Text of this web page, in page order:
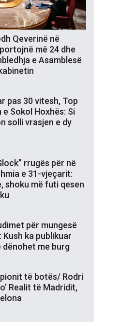
Qeverinë në
më 24 dhe
e Asamblesë
pas 30 vitesh, Top
Sokol Hoxhës: Si
solli vrasjen e dy
rrugës për në
e 31-vjeçarit:
shoku më futi qesen
për mungesë
ka publikuar
me burg
të botës/ Rodri
Realit të Madridit,